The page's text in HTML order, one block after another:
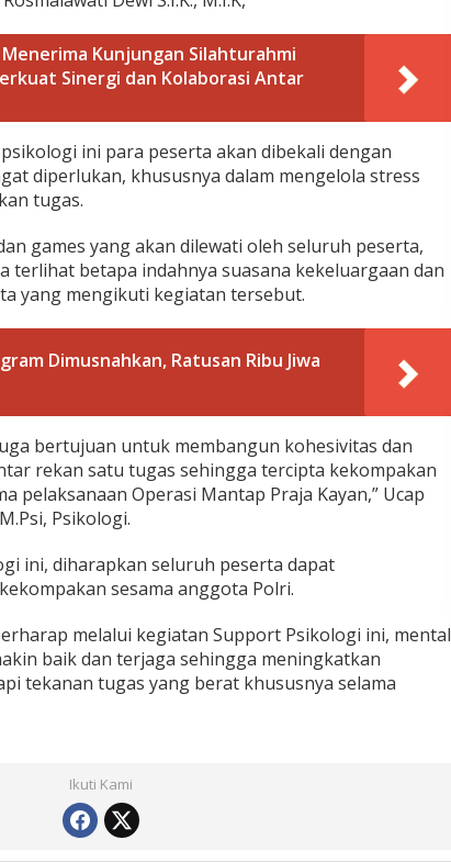
Kunjungan Silahturahmi
Sinergi dan Kolaborasi Antar
ini para peserta akan dibekali dengan
diperlukan, khususnya dalam mengelola stress
tugas.
games yang akan dilewati oleh seluruh peserta,
terlihat betapa indahnya suasana kekeluargaan dan
yang mengikuti kegiatan tersebut.
Dimusnahkan, Ratusan Ribu Jiwa
bertujuan untuk membangun kohesivitas dan
rekan satu tugas sehingga tercipta kekompakan
pelaksanaan Operasi Mantap Praja Kayan,” Ucap
Psikologi.
ini, diharapkan seluruh peserta dapat
sesama anggota Polri.
melalui kegiatan Support Psikologi ini, mental
baik dan terjaga sehingga meningkatkan
tekanan tugas yang berat khususnya selama
Ikuti Kami
Pembalap Malaysia di Bupati
Nunukan Drag Race